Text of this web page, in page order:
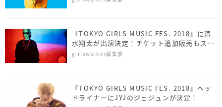
『TOKYO GIRLS MUSIC FES. 2018』に清
水翔太が出演決定！チケット追加販売もスタ
ート
girlswalker編集部
『TOKYO GIRLS MUSIC FES. 2018』ヘッ
ドライナーにJYJのジェジュンが決定！